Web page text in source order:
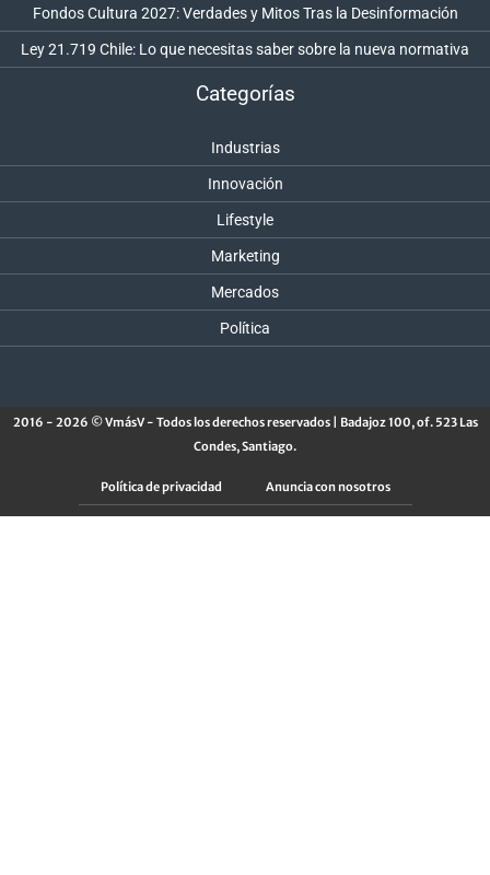
Fondos Cultura 2027: Verdades y Mitos Tras la Desinformación
Ley 21.719 Chile: Lo que necesitas saber sobre la nueva normativa
Categorías
Industrias
Innovación
Lifestyle
Marketing
Mercados
Política
2016 - 2026 © VmásV - Todos los derechos reservados | Badajoz 100, of. 523 Las
Condes, Santiago.
Política de privacidad Anuncia con nosotros